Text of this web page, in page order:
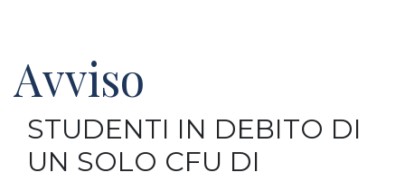
Avviso
STUDENTI IN DEBITO DI
UN SOLO CFU DI